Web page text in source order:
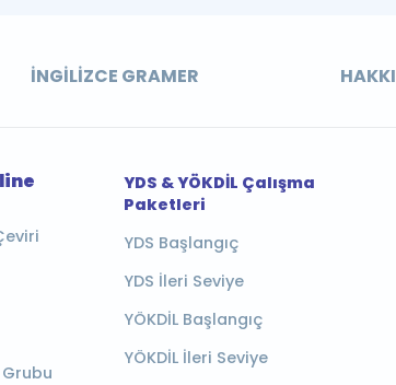
İNGILIZCE GRAMER
Grubu
YDS & YÖKDİL Çalışma
Paketleri
YDS Başlangıç
YDS İleri Seviye
YÖKDİL Başlangıç
YÖKDİL İleri Seviye